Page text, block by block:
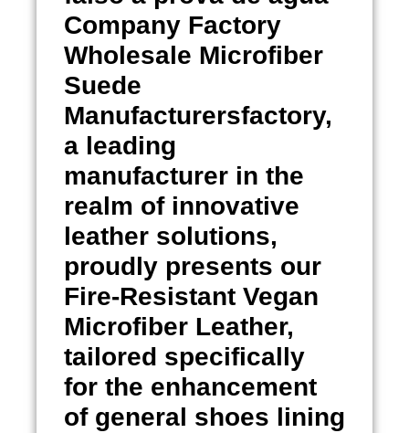
Company Factory
Wholesale Microfiber
Suede
Manufacturersfactory,
a leading
manufacturer in the
realm of innovative
leather solutions,
proudly presents our
Fire-Resistant Vegan
Microfiber Leather,
tailored specifically
for the enhancement
of general shoes lining